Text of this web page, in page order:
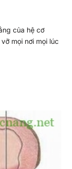
của hệ cơ
mọi nơi mọi lúc